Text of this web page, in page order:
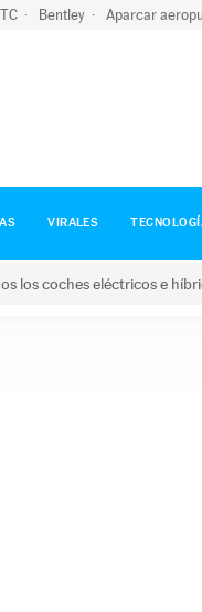
Bentley Aparcar
VIRALES
los coches eléctricos e